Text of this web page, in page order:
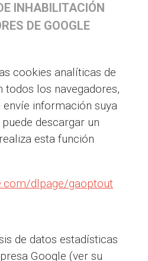
INHABILITACIÓN
DE GOOGLE
cookies analíticas de
todos los navegadores,
información suya
descargar un
esta función
dlpage/gaoptout
de datos estadísticas
Google (ver su